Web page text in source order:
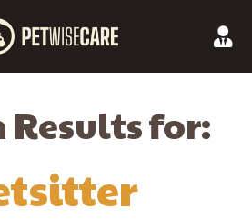
Results for: